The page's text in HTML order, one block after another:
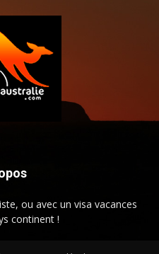
ou avec un visa vacances
continent !